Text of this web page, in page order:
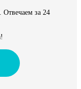
Отвечаем за 24